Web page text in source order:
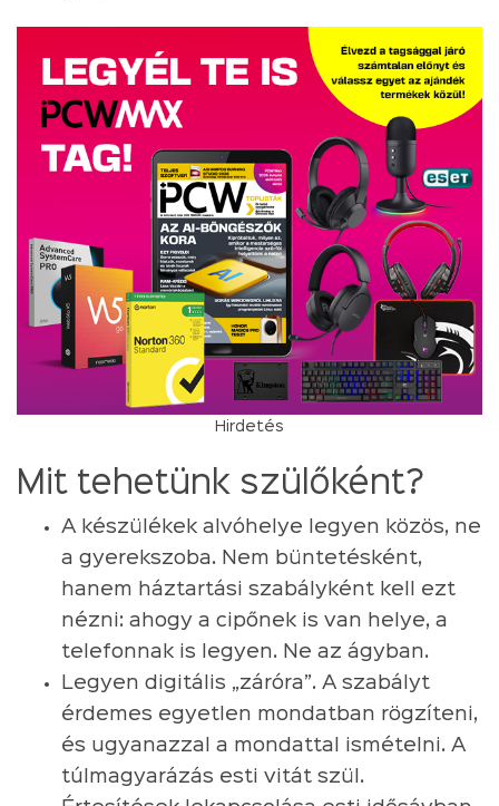
Hirdetés
Mit tehetünk szülőként?
A készülékek alvóhelye legyen közös, ne
a gyerekszoba. Nem büntetésként,
hanem háztartási szabályként kell ezt
nézni: ahogy a cipőnek is van helye, a
telefonnak is legyen. Ne az ágyban.
Legyen digitális „záróra”. A szabályt
érdemes egyetlen mondatban rögzíteni,
és ugyanazzal a mondattal ismételni. A
túlmagyarázás esti vitát szül.